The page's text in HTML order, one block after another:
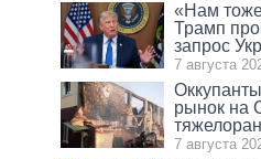
«Нам
Трамп
запрос
7 августа
рынок на
7 августа